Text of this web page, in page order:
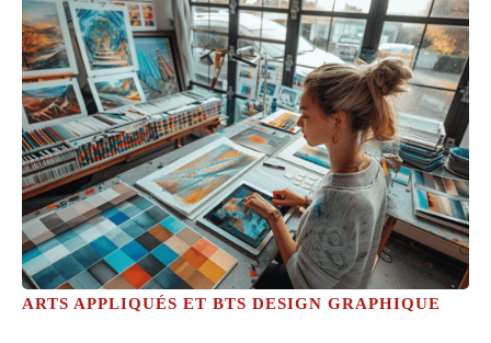
ARTS APPLIQUÉS ET BTS DESIGN GRAPHIQUE